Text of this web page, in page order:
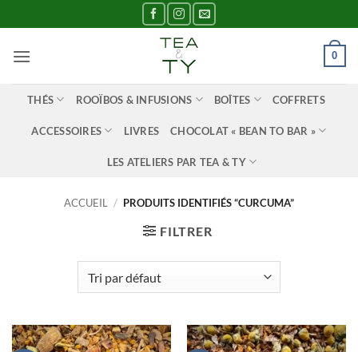
au
contenu
0
THÉS ROOÏBOS & INFUSIONS BOÎTES COFFRETS
ACCESSOIRES LIVRES CHOCOLAT « BEAN TO BAR »
LES ATELIERS PAR TEA & TY
ACCUEIL / PRODUITS IDENTIFIÉS “CURCUMA”
FILTRER